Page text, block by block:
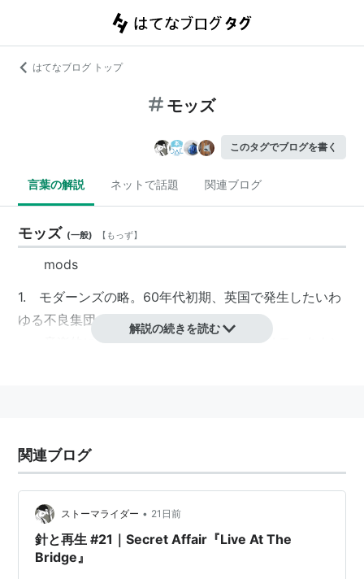
はてなブログ トップ
モッズ
このタグでブログを書く
言葉の解説 ネットで話題 関連ブログ
モッズ (一般) 【 もっず】
mods
1. モダーンズの略。60年代初期、英国で発生したいわ
ゆる不良集団。
音楽的には初期はモダンジャズ、後にはモータウン
昼間は普通の仕事を持ち、夜になると覚醒剤系のド
ラッグの助けを借りて
クラブで踊り狂い、ベスパやランブレッタなどの改
造スクーターを好んで乗り回した。
その生態は映画「Quadrophenia (さらば青春の
)」に詳しい。
解説の続きを読む
関連ブログ
ストーマライダー • 21日前
針と再生 #21｜Secret Affair『Live At The
Bridge』